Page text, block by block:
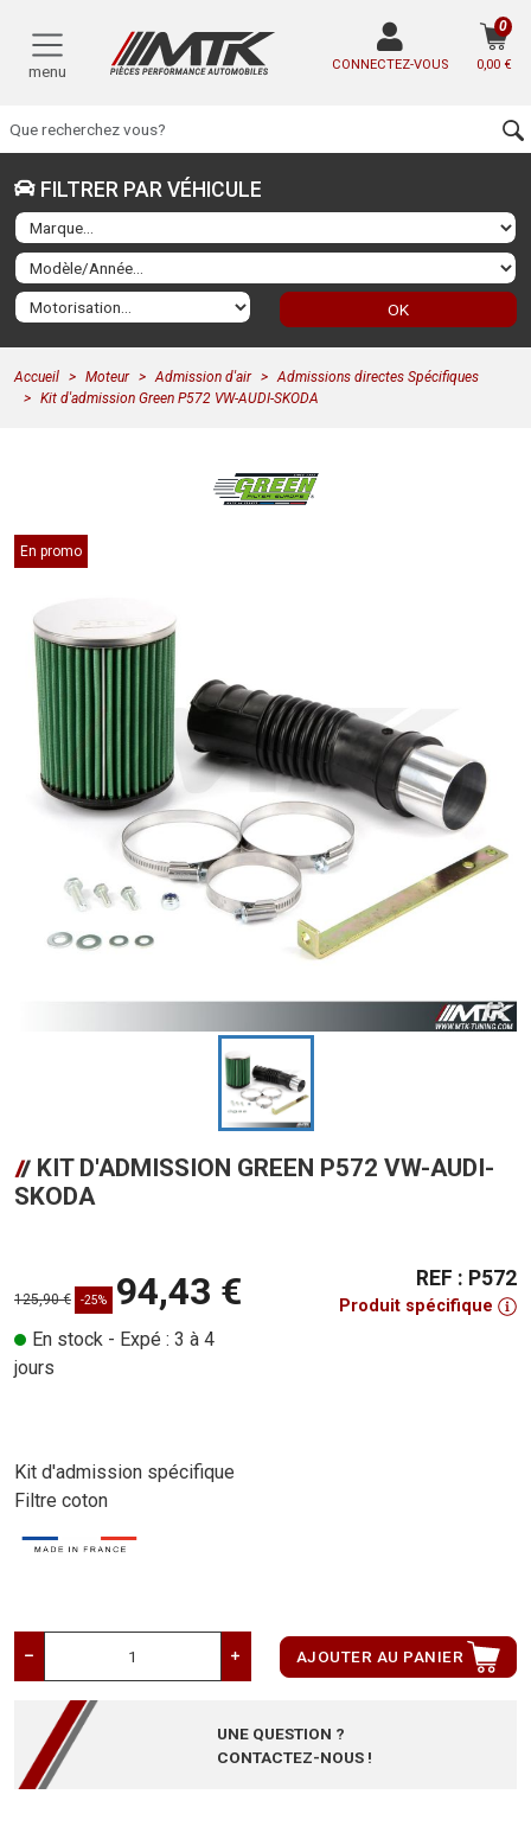
menu CONNECTEZ-VOUS 0,00 €
0
FILTRER PAR VÉHICULE
OK
Accueil Moteur Admission d'air
Admissions directes Spécifiques
Kit d'admission Green P572 VW-AUDI-SKODA
En promo
KIT D'ADMISSION GREEN P572 VW-AUDI-
SKODA
125,90 € -25% 94,43 €
En stock - Expé : 3 à 4
jours
REF : P572
Produit spécifique
Kit d'admission spécifique
Filtre coton
AJOUTER AU PANIER
UNE QUESTION ?
CONTACTEZ-NOUS !